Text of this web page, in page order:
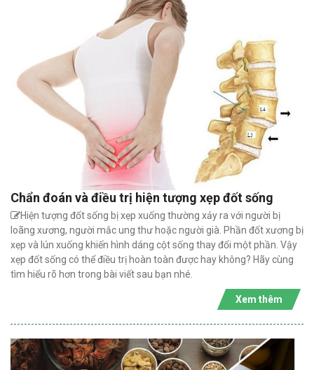
Chẩn đoán và điều trị hiện tượng xẹp đốt sống
Hiện tượng đốt sống bị xẹp xuống thường xảy ra với người bị
loãng xương, người mắc ung thư hoặc người già. Phần đốt xương bị
xẹp và lún xuống khiến hình dáng cột sống thay đổi một phần. Vậy
xẹp đốt sống có thể điều trị hoàn toàn được hay không? Hãy cùng
tìm hiểu rõ hơn trong bài viết sau bạn nhé.
Xem thêm